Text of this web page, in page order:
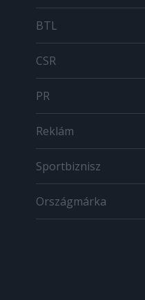
BTL
CSR
PR
Reklám
Sportbiznisz
Országmárka